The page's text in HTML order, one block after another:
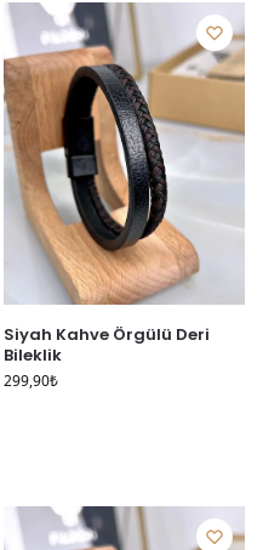
Siyah Kahve Örgülü Deri
Bileklik
299,90₺